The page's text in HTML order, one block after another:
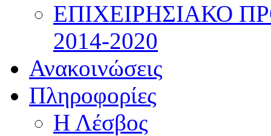
ΕΠΙΧΕΙΡΗΣΙΑΚΟ
2014-2020
Ανακοινώσεις
Πληροφορίες
Η Λέσβος